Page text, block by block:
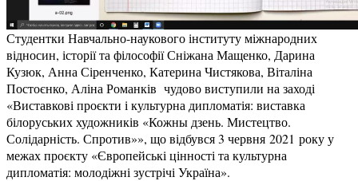
Студентки Навчально-наукового інституту міжнародних
відносин, історії та філософії Сніжана Мащенко, Дарина
Кузюк, Анна Сіренченко, Катерина Чистякова, Віталіна
Постоєнко, Аліна Романків чудово виступили на заході
«Виставкові проєкти і культурна дипломатія: виставка
білоруських художників «Кожны дзень. Мистецтво.
Солідарність. Спротив»», що відбувся 3 червня 2021 року у
межах проєкту «Європейські цінності та культурна
дипломатія: молодіжні зустрічі Україна».